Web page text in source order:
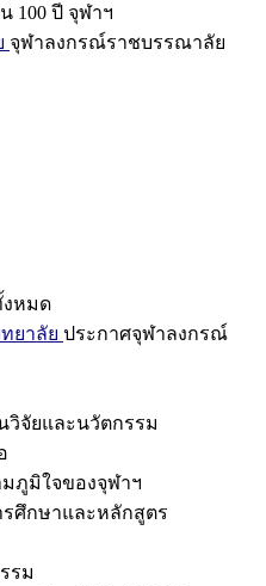
100 ปี จุฬาฯ
จุฬาลงกรณ์ราชบรรณาลัย
งหมด
ยาลัย ประกาศจุฬาลงกรณ์
วิจัยและนวัตกรรม
ภูมิใจของจุฬาฯ
รศึกษาและหลักสูตร
รม